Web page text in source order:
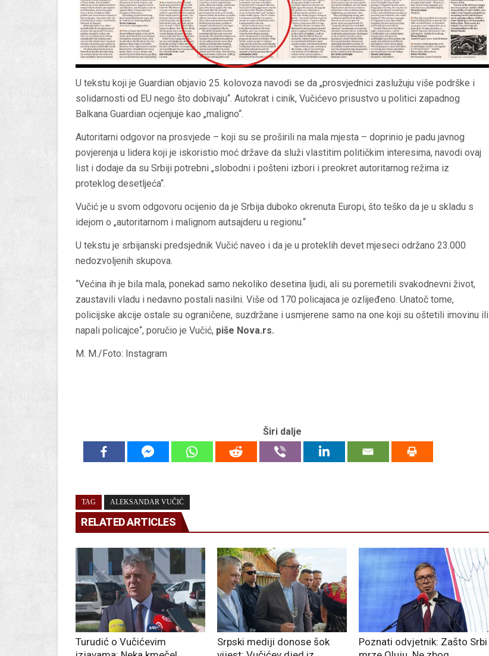
U tekstu koji je Guardian objavio 25. kolovoza navodi se da „prosvjednici zaslužuju više podrške i
solidarnosti od EU nego što dobivaju“. Autokrat i cinik, Vučićevo prisustvo u politici zapadnog
Balkana Guardian ocjenjuje kao „maligno“.
Autoritarni odgovor na prosvjede – koji su se proširili na mala mjesta – doprinio je padu javnog
povjerenja u lidera koji je iskoristio moć države da služi vlastitim političkim interesima, navodi ovaj
list i dodaje da su Srbiji potrebni „slobodni i pošteni izbori i preokret autoritarnog režima iz
proteklog desetljeća“.
Vučić je u svom odgovoru ocijenio da je Srbija duboko okrenuta Europi, što teško da je u skladu s
idejom o „autoritarnom i malignom autsajderu u regionu.“
U tekstu je srbijanski predsjednik Vučić naveo i da je u proteklih devet mjeseci održano 23.000
nedozvoljenih skupova.
“Većina ih je bila mala, ponekad samo nekoliko desetina ljudi, ali su poremetili svakodnevni život,
zaustavili vladu i nedavno postali nasilni. Više od 170 policajaca je ozlijeđeno. Unatoč tome,
policijske akcije ostale su ograničene, suzdržane i usmjerene samo na one koji su oštetili imovinu ili
napali policajce“, poručio je Vučić, piše Nova.rs.
M. M./Foto: Instagram
Širi dalje
TAG ALEKSANDAR VUČIĆ
RELATED ARTICLES
Turudić o Vučićevim
Srpski mediji donose šok
Poznati odvjetnik: Zašto Srbi